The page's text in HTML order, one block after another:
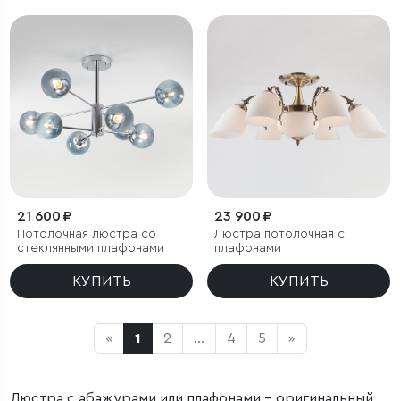
21 600 ₽
Потолочная люстра со
стеклянными плафонами
КУПИТЬ
23 900 ₽
Люстра потолочная с
плафонами
КУПИТЬ
« 1 2 ... 4 5 »